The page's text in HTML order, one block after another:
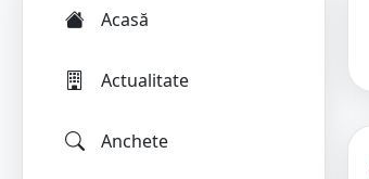
Acasă
Actualitate
Anchete